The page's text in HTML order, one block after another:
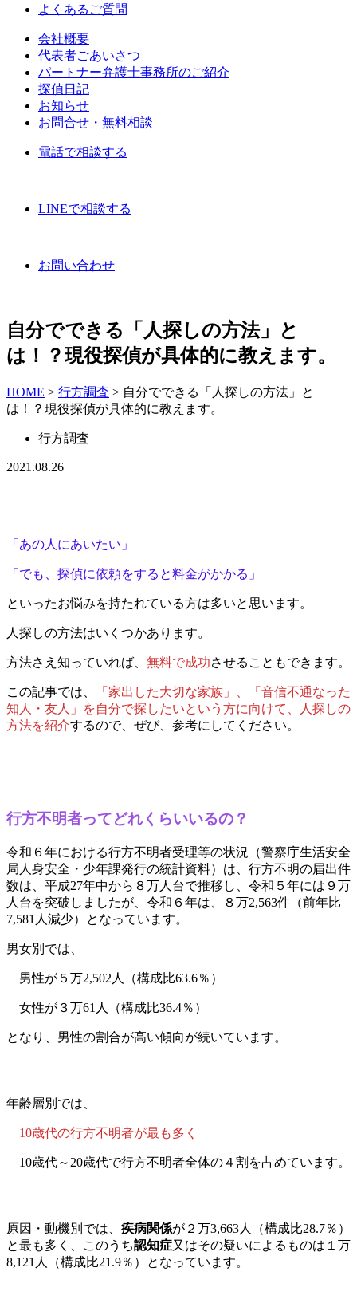
よくあるご質問
会社概要
代表者ごあいさつ
パートナー弁護士事務所のご紹介
探偵日記
お知らせ
お問合せ・無料相談
電話で相談する
LINEで相談する
お問い合わせ
自分でできる「人探しの方法」と
は！？現役探偵が具体的に教えます。
HOME > 行方調査 > 自分でできる「人探しの方法」と
は！？現役探偵が具体的に教えます。
行方調査
2021.08.26
「あの人にあいたい」
「でも、探偵に依頼をすると料金がかかる」
といったお悩みを持たれている方は多いと思います。
人探しの方法はいくつかあります。
方法さえ知っていれば、 無料で成功させることもできます。
この記事では、
「家出した大切な家族」、「音信不通なった
知人・友人」を自分で探したいという方に向けて、人探しの
方法を紹介するので、ぜび、参考にしてください。
行方不明者ってどれくらいいるの？
令和６年における行方不明者受理等の状況（警察庁生活安全
局人身安全・少年課発行の統計資料）は、行方不明の届出件
数は、平成27年中から８万人台で推移し、令和５年には９万
人台を突破しましたが、令和６年は、８万2,563件（前年比
7,581人減少）となっています。
男女別では、
男性が５万2,502人（構成比63.6％）
女性が３万61人（構成比36.4％）
となり、男性の割合が高い傾向が続いています。
年齢層別では、
10歳代の行方不明者が最も多く
10歳代～20歳代で行方不明者全体の４割を占めています。
原因・動機別では、 疾病関係が２万3,663人（構成比28.7％）
と最も多く、このうち認知症又はその疑いによるものは１万
8,121人（構成比21.9％）となっています。